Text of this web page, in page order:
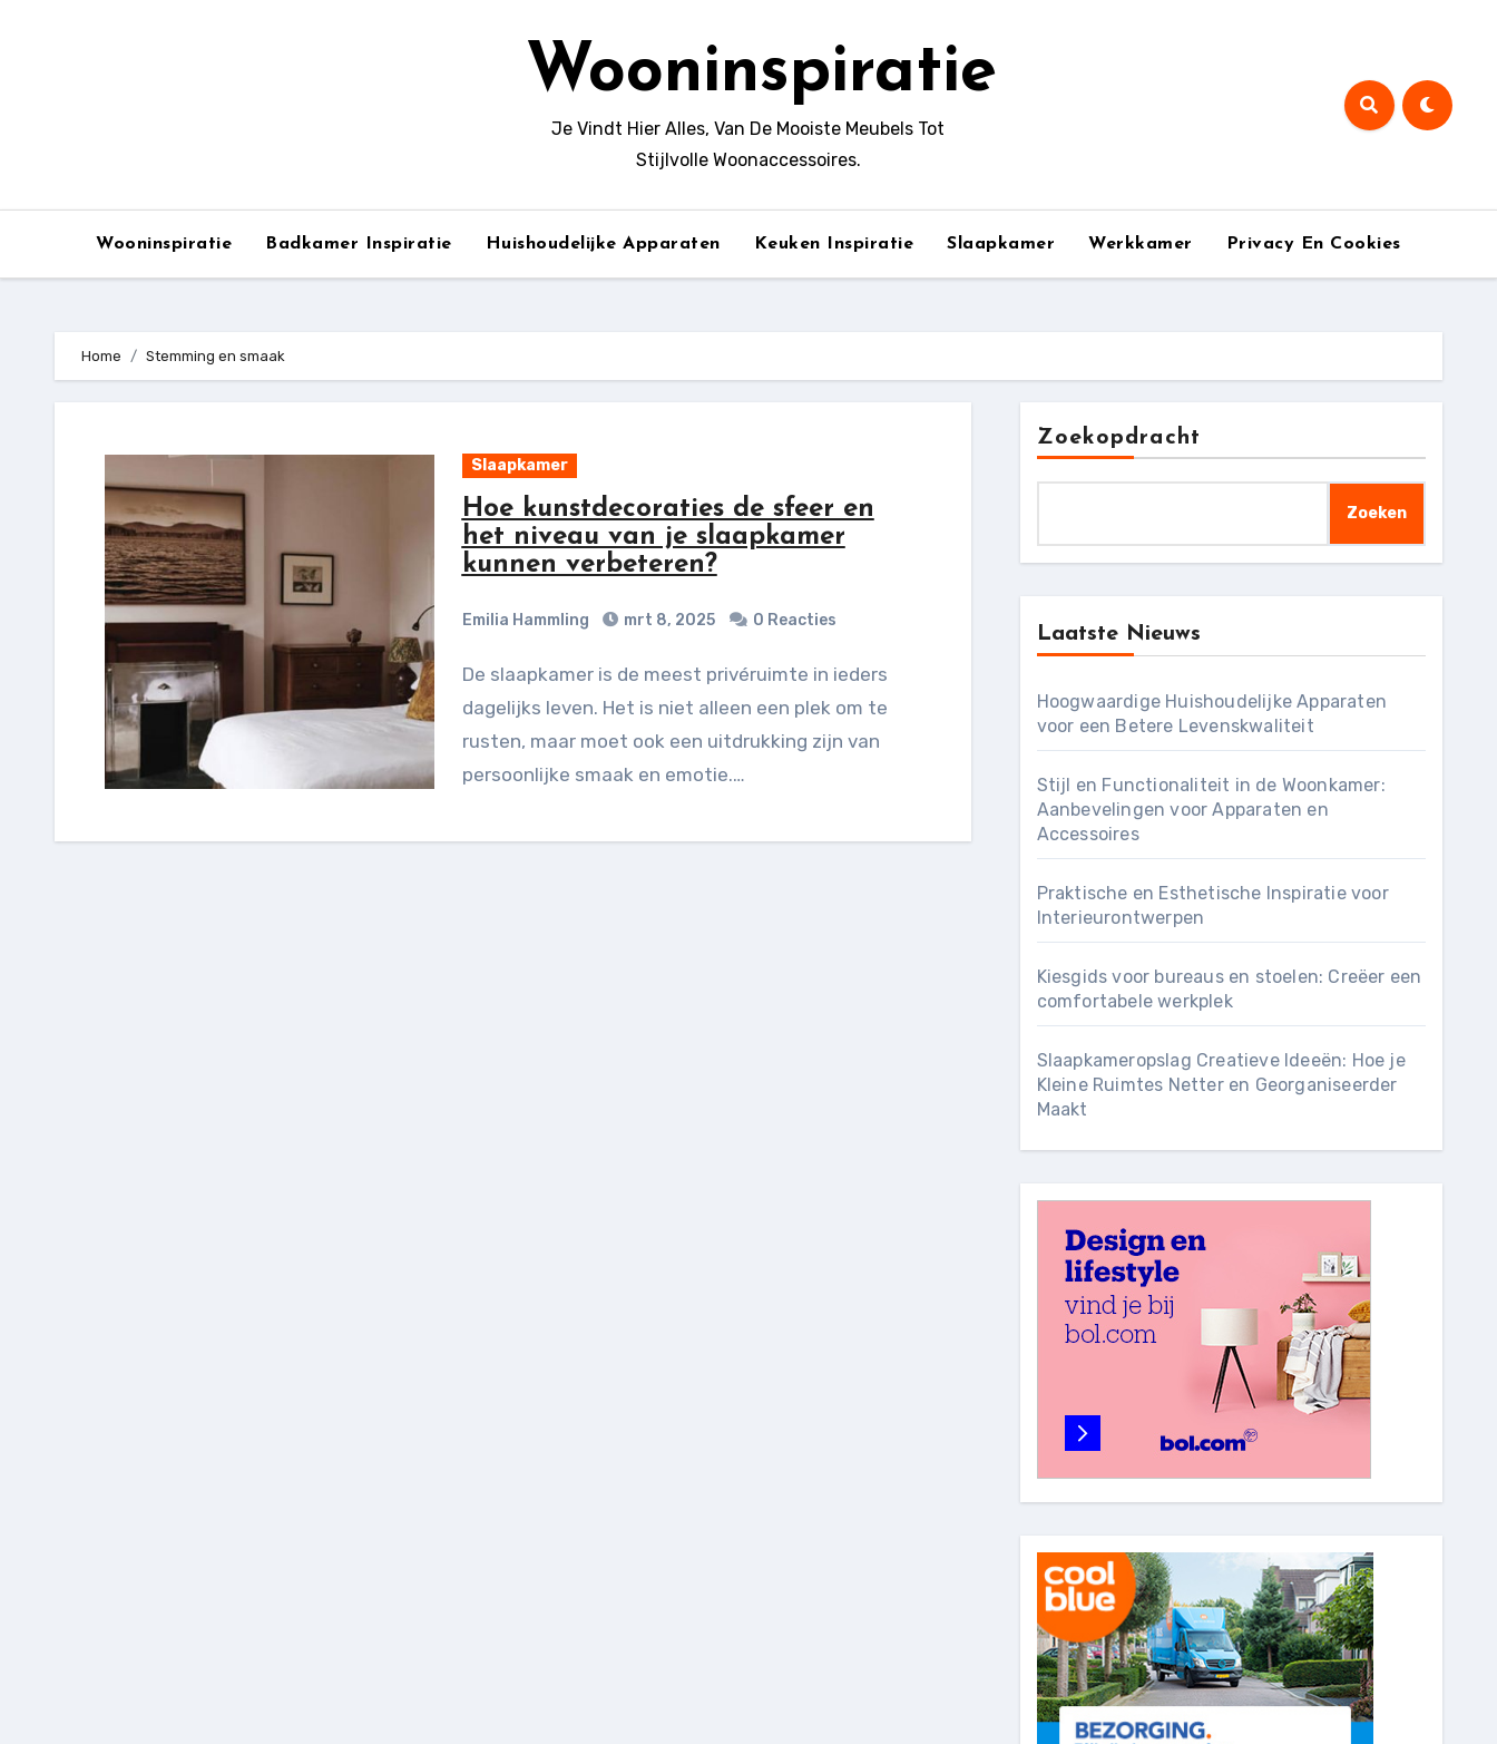
Wooninspiratie
Je Vindt Hier Alles, Van De Mooiste Meubels Tot
Stijlvolle Woonaccessoires.
Wooninspiratie Badkamer Inspiratie Huishoudelijke Apparaten Keuken Inspiratie Slaapkamer Werkkamer Privacy En Cookies
Home Stemming en smaak
Slaapkamer
Hoe kunstdecoraties de sfeer en
het niveau van je slaapkamer
kunnen verbeteren?
Emilia Hammling mrt 8, 2025 0 Reacties
De slaapkamer is de meest privéruimte in ieders
dagelijks leven. Het is niet alleen een plek om te
rusten, maar moet ook een uitdrukking zijn van
persoonlijke smaak en emotie.…
Zoekopdracht
Zoeken
Laatste Nieuws
Hoogwaardige Huishoudelijke Apparaten
voor een Betere Levenskwaliteit
Stijl en Functionaliteit in de Woonkamer:
Aanbevelingen voor Apparaten en
Accessoires
Praktische en Esthetische Inspiratie voor
Interieurontwerpen
Kiesgids voor bureaus en stoelen: Creëer een
comfortabele werkplek
Slaapkameropslag Creatieve Ideeën: Hoe je
Kleine Ruimtes Netter en Georganiseerder
Maakt